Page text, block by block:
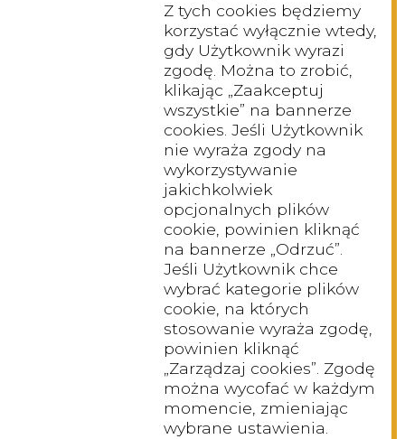
Z tych cookies będziemy
korzystać wyłącznie wtedy,
gdy Użytkownik wyrazi
zgodę. Można to zrobić,
klikając „Zaakceptuj
wszystkie” na bannerze
cookies. Jeśli Użytkownik
nie wyraża zgody na
wykorzystywanie
jakichkolwiek
opcjonalnych plików
cookie, powinien kliknąć
na bannerze „Odrzuć”.
Jeśli Użytkownik chce
wybrać kategorie plików
cookie, na których
stosowanie wyraża zgodę,
powinien kliknąć
„Zarządzaj cookies”. Zgodę
można wycofać w każdym
momencie, zmieniając
wybrane ustawienia.